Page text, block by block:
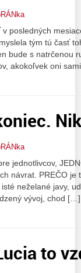
posledných
tým tú časť
bude s natrčenou
akokoľvek oni
jednotlivcov,
návrat. PREČO
neželané javy,
vývoj, chod […]
to